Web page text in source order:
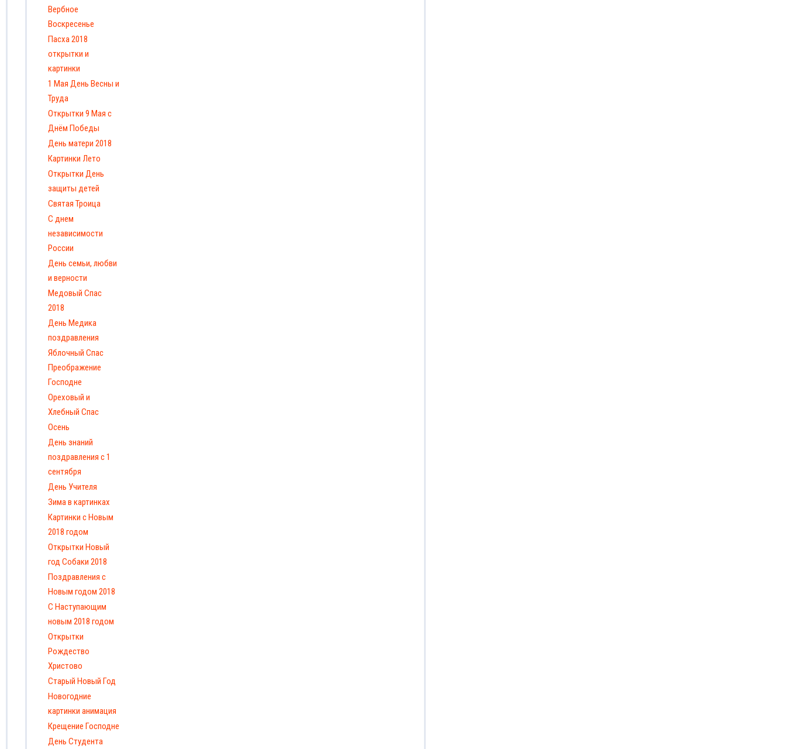
Вербное
Воскресенье
Пасха 2018
открытки и
картинки
1 Мая День Весны и
Труда
Открытки 9 Мая с
Днём Победы
День матери 2018
Картинки Лето
Открытки День
защиты детей
Святая Троица
С днем
независимости
России
День семьи, любви
и верности
Медовый Спас
2018
День Медика
поздравления
Яблочный Спас
Преображение
Господне
Ореховый и
Хлебный Спас
Осень
День знаний
поздравления с 1
сентября
День Учителя
Зима в картинках
Картинки с Новым
2018 годом
Открытки Новый
год Собаки 2018
Поздравления с
Новым годом 2018
С Наступающим
новым 2018 годом
Открытки
Рождество
Христово
Старый Новый Год
Новогодние
картинки анимация
Крещение Господне
День Студента